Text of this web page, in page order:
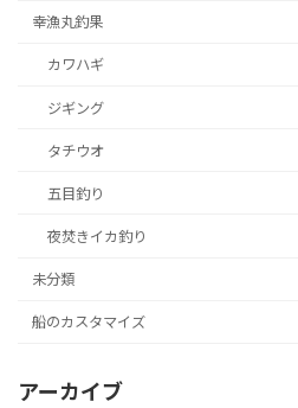
幸漁丸釣果
カワハギ
ジギング
タチウオ
五目釣り
夜焚きイカ釣り
未分類
船のカスタマイズ
アーカイブ